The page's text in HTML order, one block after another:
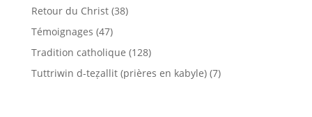
Retour du Christ(38)
Témoignages (47)
Tradition catholique (128)
Tuttriwin d-teẓallit (prières en kabyle)(7)